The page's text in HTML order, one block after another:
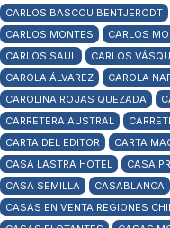
CARLOS BASCOU BENTJERODT
CARLOS MONTES
CARLOS
CARLOS SAUL
CARLOS
CAROLA ÁLVAREZ
CAROLA
CAROLINA ROJAS QUEZADA
CARRETERA AUSTRAL
CARTA DEL EDITOR
CARTA
CASA LASTRA HOTEL
CASA
CASA SEMILLA
CASABLANCA
CASAS EN VENTA REGIONES